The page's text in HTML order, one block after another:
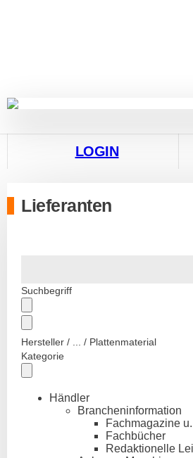
LOGIN
Lieferanten
Suchbegriff
Hersteller / ... / Plattenmaterial
Kategorie
Händler
Brancheninformation
Fachmagazine
Fachbücher
Redaktionelle